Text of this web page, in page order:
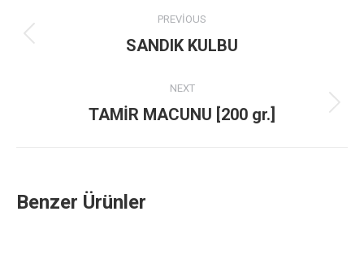
navigation
PREVIOUS
Previous
SANDIK KULBU
NEXT
Next
TAMİR MACUNU [200 gr.]
Benzer Ürünler